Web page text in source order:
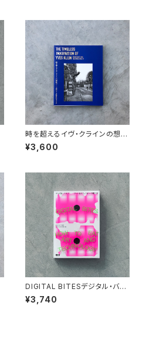
時を超えるイヴ・クラインの想像
力―不確かさと非物質的なるも
の 展覧会カタログ
¥3,600
DIGITAL BITESデジタル・バイ
ツ アート＆テクノロジーの摂
り方
¥3,740